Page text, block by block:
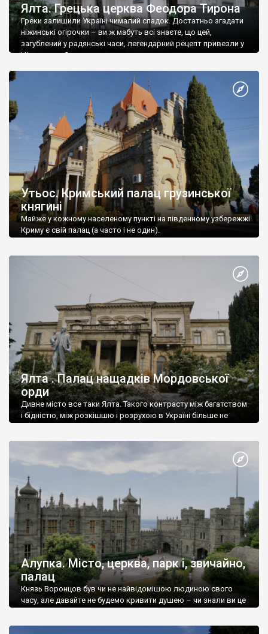
Ялта. Грецька церква Феодора Тирона
Греки залишили Україні чималий спадок. Достатньо згадати
ніжинські огірочки – ви ж мабуть всі знаєте, що цей,
загублений у радянські часи, легендарний рецепт привезли у
Ніжин греки?
Утьос. Кримський палац грузинської
княгині
Майже у кожному населеному пункті на південному узбережжі
Криму є свій палац (а часто і не один).
Ялта . Палац нащадків Мордовської
орди
Дивне місто все таки Ялта. Такого контрасту між багатством
і бідністю, між розкішшю і розрухою в Україні більше не
Алупка. Місто, церква, парк і, звичайно,
палац
Князь Воронцов був чи не найвідомішою людиною свого
часу, але давайте не будемо кривити душею – чи знали ви це